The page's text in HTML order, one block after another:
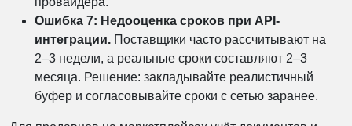
Ошибка 7: Недооценка сроков при API-
интеграции. Поставщики часто рассчитывают на
2–3 недели, а реальные сроки составляют 2–3
месяца. Решение: закладывайте реалистичный
буфер и согласовывайте сроки с сетью заранее.